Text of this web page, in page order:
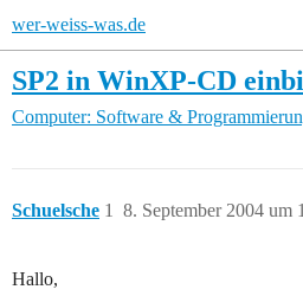
wer-weiss-was.de
SP2 in WinXP-CD
Computer: Software &
Schuelsche 8. September 2004 um
1
Hallo,